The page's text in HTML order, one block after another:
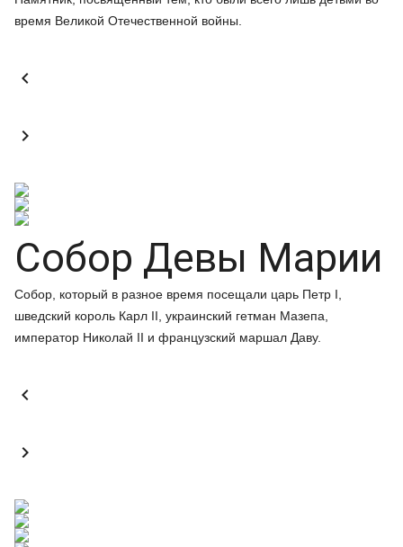
время Великой Отечественной войны.


Собор Девы Марии
Собор, который в разное время посещали царь Петр I,
шведский король Карл II, украинский гетман Мазепа,
император Николай II и французский маршал Даву.

